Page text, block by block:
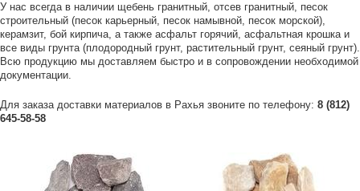
У нас всегда в наличии щебень гранитный, отсев гранитный, песок
строительный (песок карьерный, песок намывной, песок морской),
керамзит, бой кирпича, а также асфальт горячий, асфальтная крошка и
все виды грунта (плодородный грунт, растительный грунт, сеяный грунт).
Всю продукцию мы доставляем быстро и в сопровождении необходимой
документации.
Для заказа доставки материалов в Рахья звоните по телефону: 8 (812)
645-58-58